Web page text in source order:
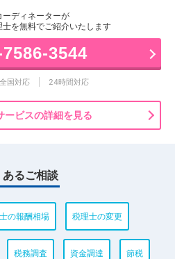
ーディネーターが
士を無料でご紹介いたします
3544
全国対応 24時間対応
ービスの詳細を見る
あるご相談
の報酬相場 税理士の変更
税務調査 資金調達 節税